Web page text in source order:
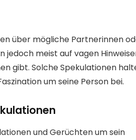
über mögliche Partnerinnen
jedoch meist auf vagen
gibt. Solche Spekulationen
um seine Person bei.
und Gerüchten um sein